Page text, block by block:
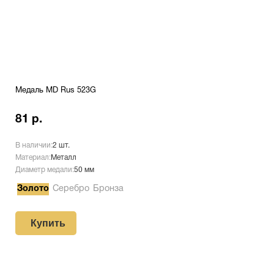
Медаль MD Rus 523G
81 р.
В наличии:2 шт.
Материал:Металл
Диаметр медали:50 мм
Золото Серебро Бронза
Купить